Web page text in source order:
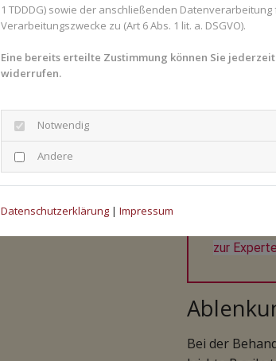
Treten die
haben Angst
bestimmten
Erkrankungen
in
Sie
zur
Bei der
1 TDDDG) sowie der anschließenden
Verarbeitungszwecke zu (Art 6 Abs. 1 lit. a. DSGVO).
Eine bereits erteilte Zustimmung können Sie
widerrufen.
Notwendig
Andere
Datenschutzerklärung | Impressum